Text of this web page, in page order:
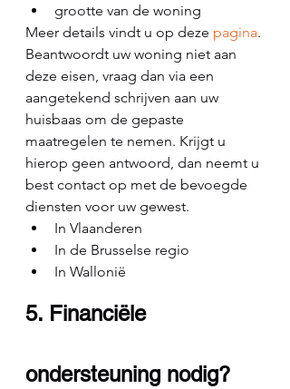
grootte van de woning
Meer details vindt u op deze pagina.
Beantwoordt uw woning niet aan
deze eisen, vraag dan via een
aangetekend schrijven aan uw
huisbaas om de gepaste
maatregelen te nemen. Krijgt u
hierop geen antwoord, dan neemt u
best contact op met de bevoegde
diensten voor uw gewest.
In Vlaanderen
In de Brusselse regio
In Wallonië
5. Financiële
ondersteuning nodig?